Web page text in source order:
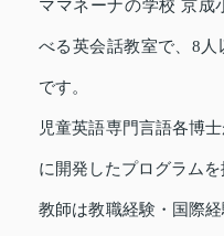
ママネーナの学校 京成
べる英会話教室で、8
です。
児童英語専門言語各博
に開発したプログラムを
教師は教職経験・国際